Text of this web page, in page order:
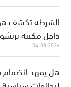
الشرطة تكشف
داخل مكتبه
04.08.2026
هل يمهد انضمام